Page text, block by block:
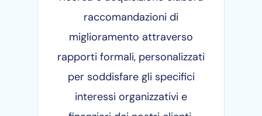
raccomandazioni di
miglioramento attraverso
rapporti formali, personalizzati
per soddisfare gli specifici
interessi organizzativi e